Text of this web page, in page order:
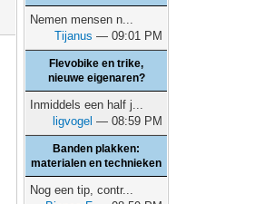
Nemen mensen n...
Tijanus — 09:01 PM
Flevobike en trike,
nieuwe eigenaren?
Inmiddels een half j...
ligvogel — 08:59 PM
Banden plakken:
materialen en technieken
Nog een tip, contr...